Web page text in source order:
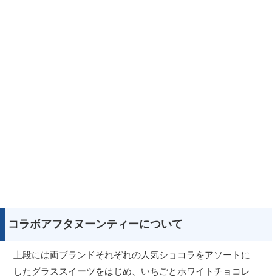
コラボアフタヌーンティーについて
上段には両ブランドそれぞれの人気ショコラをアソートに
したグラススイーツをはじめ、いちごとホワイトチョコレ